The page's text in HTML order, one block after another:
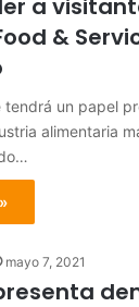
a
&
tendrá un papel
alimentaria
mayo 7, 2021
presenta